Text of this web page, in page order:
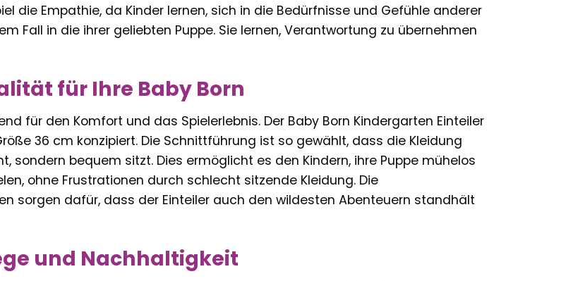
die Empathie, da Kinder lernen, sich in die Bedürfnisse und Gefühle anderer
Fall in die ihrer geliebten Puppe. Sie lernen, Verantwortung zu übernehmen
für Ihre Baby Born
für den Komfort und das Spielerlebnis. Der Baby Born Kindergarten Einteiler
36 cm konzipiert. Die Schnittführung ist so gewählt, dass die Kleidung
sondern bequem sitzt. Dies ermöglicht es den Kindern, ihre Puppe mühelos
ohne Frustrationen durch schlecht sitzende Kleidung. Die
sorgen dafür, dass der Einteiler auch den wildesten Abenteuern standhält
und Nachhaltigkeit